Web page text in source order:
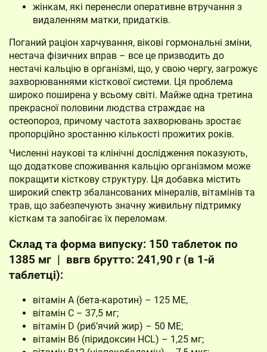
жінкам, які перенесли оперативне втручання з
видаленням матки, придатків.
Поганий раціон харчування, вікові гормональні зміни,
нестача фізичних вправ – все це призводить до
нестачі кальцію в організмі, що, у свою чергу, загрожує
захворюваннями кісткової системи. Ця проблема
широко поширена у всьому світі. Майже одна третина
прекрасної половини людства страждає на
остеопороз, причому частота захворювань зростає
пропорційно зростанню кількості прожитих років.
Численні наукові та клінічні дослідження показують,
що додаткове споживання кальцію організмом може
покращити кісткову структуру. Ця добавка містить
широкий спектр збалансованих мінералів, вітамінів та
трав, що забезпечують значну живильну підтримку
кісткам та запобігає їх переломам.
Склад та форма випуску: 150 таблеток по
1385 мг | ввгв брутто: 241,90 г (в 1-й
таблетці):
вітамін А (бета-каротин) – 125 ME,
вітамін С – 37,5 мг;
вітамін D (риб’ячий жир) – 50 ME;
вітамін В6 (піридоксин HCL) – 1,25 мг;